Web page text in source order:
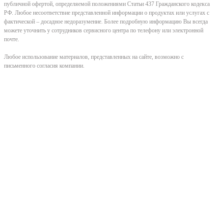
публичной офертой, определяемой положениями Статьи 437 Гражданского кодекса
РФ. Любое несоответствие представленной информации о продуктах или услугах с
фактической – досадное недоразумение. Более подробную информацию Вы всегда
можете уточнить у сотрудников сервисного центра по телефону или электронной
почте.
Любое использование материалов, представленных на сайте, возможно с
письменного согласия компании.